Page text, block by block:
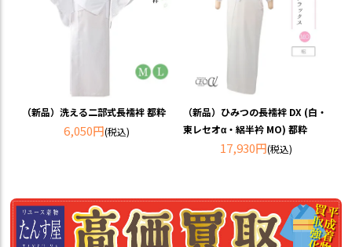
（新品）洗える二部式長襦袢 都粋
6,050円(税込)
（新品）ひみつの長襦袢 DX (白・
東レセオα・絽半衿 MO) 都粋
17,930円(税込)